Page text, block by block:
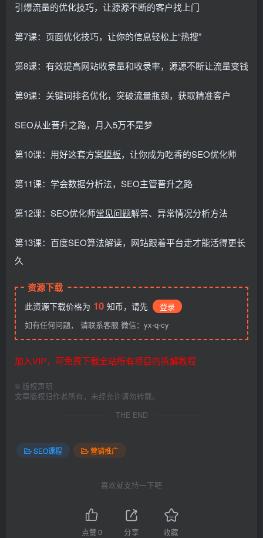
引爆流量的优化技巧，让源源不断的客户找上门
第7课：页面优化技巧，让你的信息轻松上“热搜”
第8课：有效提高网站收录量和收录率，源源不断让流量变钱
第9课：关键词排名优化，突破流量瓶颈，获取精准客户
SEO从业晋升之路，月入5万不是梦
第10课：用好这套方案模板，让你成为吃香的SEO优化师
第11课：学会数据分析法，SEO主管晋升之路
第12课：SEO优化师常见问题解答、异常情况分析方法
第13课：百度SEO算法解读，网站跟着平台走才能活得更长
久
资源下载
此资源下载价格为 10 知币，请先
登录
如有任何问题， 请联系客服 微信：yx-q-cy
加入VIP，可免费下载全站所有项目的拆解教程
© 版权声明
文章版权归作者所有，未经允许请勿转载。
THE END
SEO课程 营销推广
喜欢就支持一下吧
点赞0 分享 收藏